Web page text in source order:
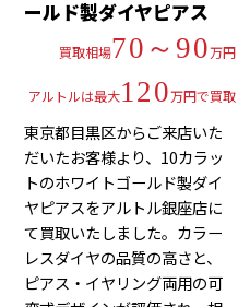
ールド製ダイヤピアス
買取相場70～90万円
アルトルは最大120万円で買取
東京都目黒区からご来店いた
だいたお客様より、10カラッ
トのホワイトゴールド製ダイ
ヤピアスをアルトル銀座店に
て買取いたしました。カラー
レスダイヤの品質の高さと、
ピアス・イヤリング両用の可